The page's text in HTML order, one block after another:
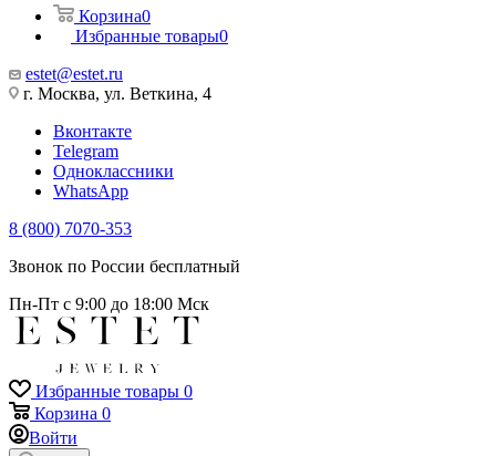
Корзина0
Избранные товары0
estet@estet.ru
г. Москва, ул. Веткина, 4
Вконтакте
Telegram
Одноклассники
WhatsApp
8 (800) 7070-353
Звонок по России бесплатный
Пн-Пт с 9:00 до 18:00 Мск
Избранные товары 0
Корзина 0
Войти